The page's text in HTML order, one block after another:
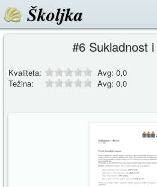
Školjka
#6 Sukladnost
Kvaliteta: Avg: 0,0
Težina:
Avg: 0,0